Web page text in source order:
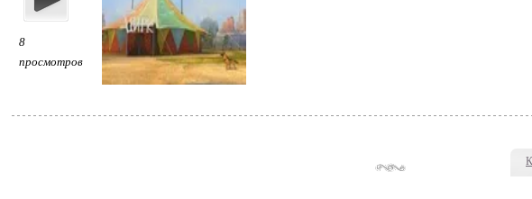
8
просмотров